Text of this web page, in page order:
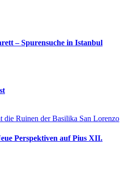
– Spurensuche in Istanbul
Perspektiven auf Pius XII.